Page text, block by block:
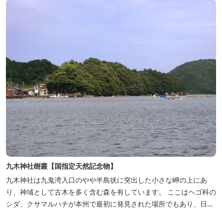
九木神社樹叢【国指定天然記念物】
九木神社は九鬼湾入口のやや半島状に突出した小さな岬の上にあ
り、神域として古木を多く含む森を有しています。 ここはヘゴ科の
シダ、クサマルハチが本州で最初に発見された場所でもあり、日本